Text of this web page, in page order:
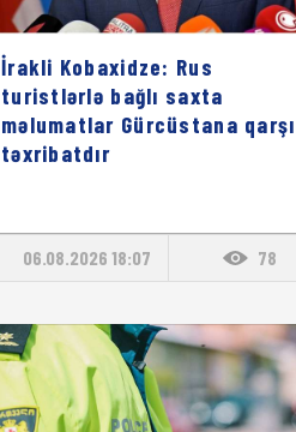
İrakli Kobaxidze: Rus
turistlərlə bağlı saxta
məlumatlar Gürcüstana qarşı
təxribatdır
06.08.2026 18:07 78